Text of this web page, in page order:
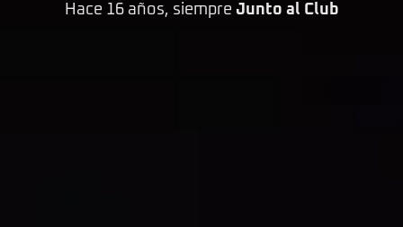
Hace 16 años, siempre Junto al Club